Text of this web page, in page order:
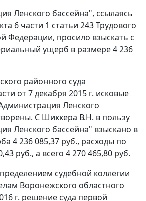
Ленского бассейна", ссылаясь
6 части 1 статьи 243 Трудового
Федерации, просило взыскать с
ущерб в размере 4 236
районного суда
от 7 декабря 2015 г. исковые
Ленского
С Шиккера В.Н. в пользу
Ленского бассейна" взыскано в
4 236 085,37 руб., расходы по
руб., а всего 4 270 465,80 руб.
судебной коллегии
Воронежского областного
г. решение суда первой